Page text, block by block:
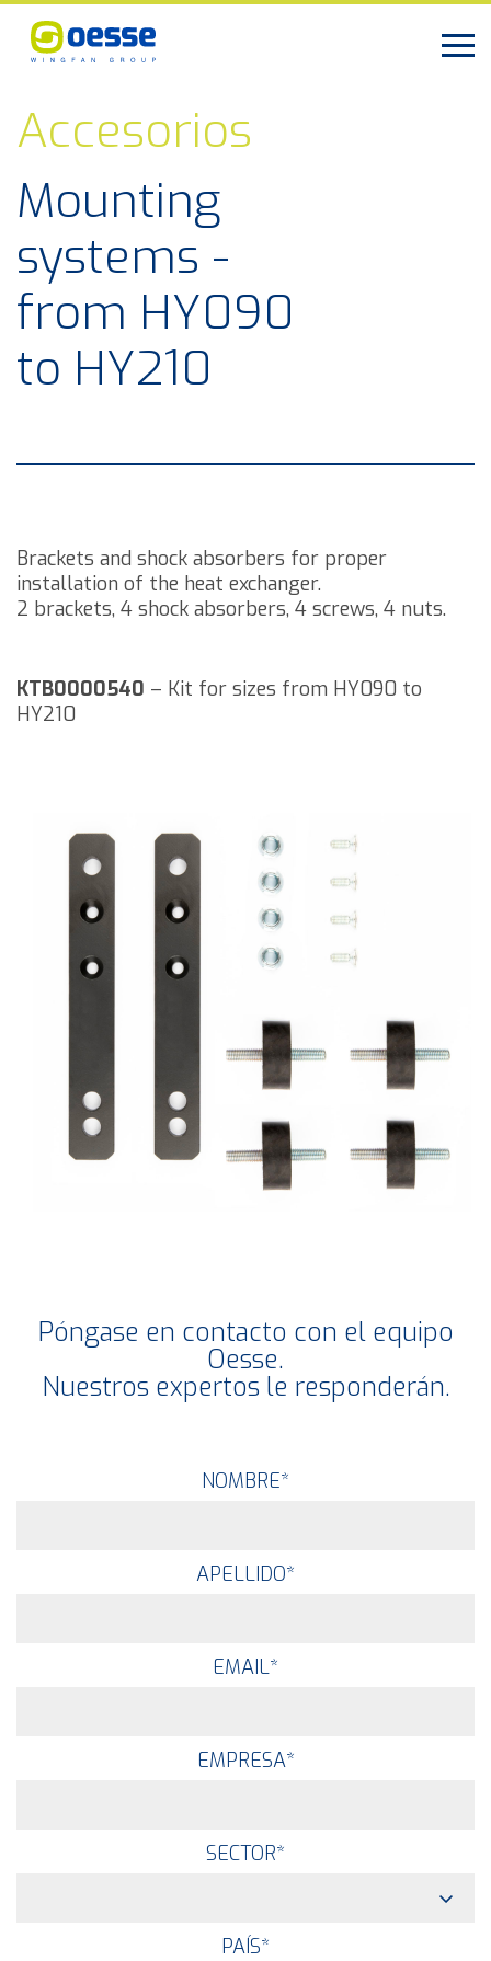
Accesorios
Mounting
systems -
from HY090
to HY210
Brackets and shock absorbers for proper
installation of the heat exchanger.
2 brackets, 4 shock absorbers, 4 screws, 4 nuts.
KTB0000540 – Kit for sizes from HY090 to
HY210
Póngase en contacto con el equipo
Oesse.
Nuestros expertos le responderán.
NOMBRE*
APELLIDO*
EMAIL*
EMPRESA*
SECTOR*
PAÍS*